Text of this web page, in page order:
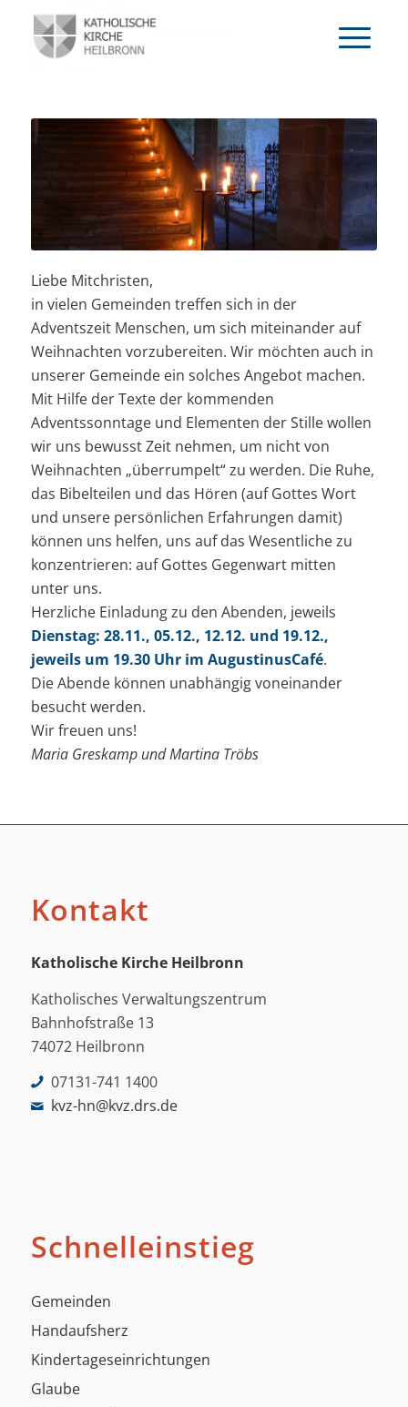
Liebe Mitchristen,
in vielen Gemeinden treffen sich in der
Adventszeit Menschen, um sich miteinander auf
Weihnachten vorzubereiten. Wir möchten auch in
unserer Gemeinde ein solches Angebot machen.
Mit Hilfe der Texte der kommenden
Adventssonntage und Elementen der Stille wollen
wir uns bewusst Zeit nehmen, um nicht von
Weihnachten „überrumpelt“ zu werden. Die Ruhe,
das Bibelteilen und das Hören (auf Gottes Wort
und unsere persönlichen Erfahrungen damit)
können uns helfen, uns auf das Wesentliche zu
konzentrieren: auf Gottes Gegenwart mitten
unter uns.
Herzliche Einladung zu den Abenden, jeweils
Dienstag: 28.11., 05.12., 12.12. und 19.12.,
jeweils um 19.30 Uhr im AugustinusCafé.
Die Abende können unabhängig voneinander
besucht werden.
Wir freuen uns!
Maria Greskamp und Martina Tröbs
Kontakt
Katholische Kirche Heilbronn
Katholisches Verwaltungszentrum
Bahnhofstraße 13
74072 Heilbronn
07131-741 1400
kvz-hn@kvz.drs.de
Schnelleinstieg
Gemeinden
Handaufsherz
Kindertageseinrichtungen
Glaube